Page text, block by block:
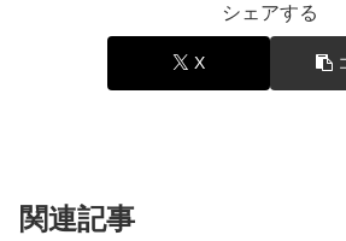
シェアする
X
関連記事